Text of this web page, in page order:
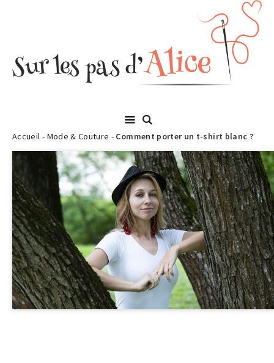
Accueil - Mode & Couture - Comment porter un t-shirt blanc ?